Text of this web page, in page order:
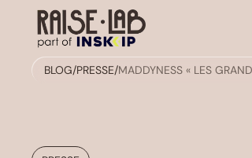
BLOG/PRESSE/MADDYNESS « LES